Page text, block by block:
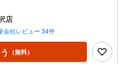
レーションをご提案できます2.物
心にたくさんの情報をご用意して
ト広告前の物件も多数取り揃えて
望エリアをお申し付けください。
ォーム、新築請負所沢店の3階はリフ
の相談スペースです。一級建築士を
店
会社レビュー 34件
（無料）